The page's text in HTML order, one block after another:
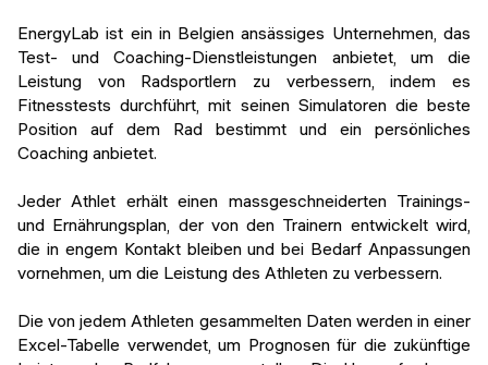
EnergyLab ist ein in Belgien ansässiges Unternehmen, das
Test- und Coaching-Dienstleistungen anbietet, um die
Leistung von Radsportlern zu verbessern, indem es
Fitnesstests durchführt, mit seinen Simulatoren die beste
Position auf dem Rad bestimmt und ein persönliches
Coaching anbietet.
Jeder Athlet erhält einen massgeschneiderten Trainings-
und Ernährungsplan, der von den Trainern entwickelt wird,
die in engem Kontakt bleiben und bei Bedarf Anpassungen
vornehmen, um die Leistung des Athleten zu verbessern.
Die von jedem Athleten gesammelten Daten werden in einer
Excel-Tabelle verwendet, um Prognosen für die zukünftige